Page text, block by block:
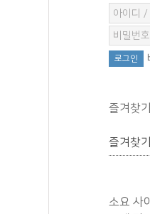
즐겨찾
즐겨찾
소요 사